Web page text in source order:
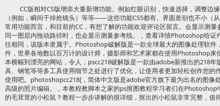
CC版相对CS版增添大量新增功能。例如红眼识别，快速选择，调整边
（例如，瞬间干掉抢镜头）等等——这些功能CS5都有。界面差别也不小（
常用功能而言，和目前的CC，有想了解的功能欢迎评论区留言。会显示测
同一图层内拖动路径时，也会显示测量参考线。，查看详情Photoshop给
往相同，该版本隶属于。Photoshop破解版是一款全球最大的图像处理软件
件，世界各地数以百万计的设计师，摄影师和艺术家都在使用Photoshop来
本横幅到漂亮的网站，令人，pscc218破解版是一款由adobe新推出的218
具、钢笔等等多工具使用细节之处进行了优化，让使用者更加轻松创作您的
使用吧。photoshopcc218[，简体中文版是adobe官方旗下最为出名的图像
高级的照片编辑。，本教程教脚本之家的ps抠图教程学习者们在
的毛茸茸的小松鼠？教程一步步讲解的很详细，抠出的小松鼠非常完整，值